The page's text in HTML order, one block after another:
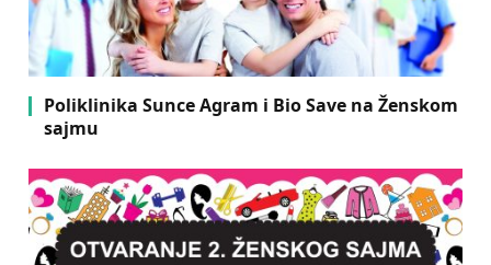
Poliklinika Sunce Agram i Bio Save na Ženskom
sajmu